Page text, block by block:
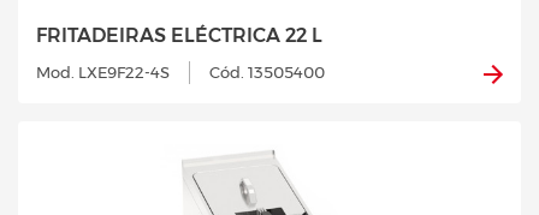
FRITADEIRAS ELÉCTRICA 22 L
Mod. LXE9F22-4S Cód. 13505400